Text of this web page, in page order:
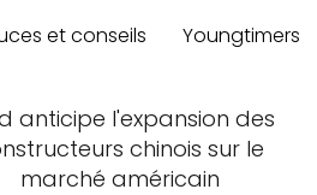
et conseils Youngtimers
anticipe l'expansion des
chinois sur le
marché américain